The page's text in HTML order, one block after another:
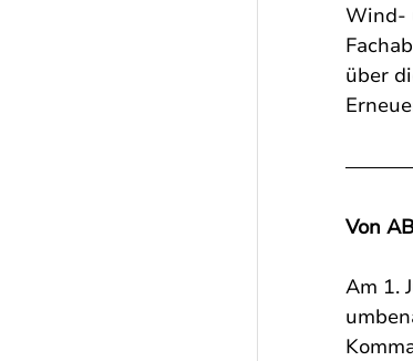
Wind-
über
Von
Am 1.